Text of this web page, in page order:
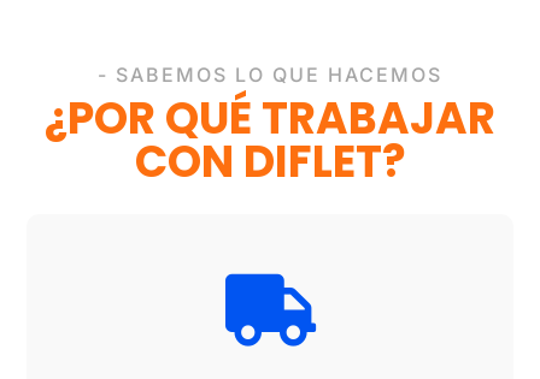
- SABEMOS LO QUE HACEMOS
¿POR QUÉ TRABAJAR
CON DIFLET?
